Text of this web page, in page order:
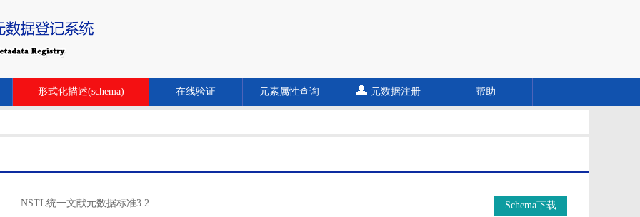
形式化描述(schema) 在线验证 元素属性查询 元数据注册 帮助
NSTL统一文献元数据标准3.2 Schema下载